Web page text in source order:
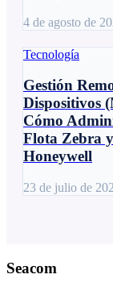
4 de agosto de
Tecnología
Gestión
Dispositivos
Cómo
Flota Zebra y
Honeywell
23 de julio de
Seacom